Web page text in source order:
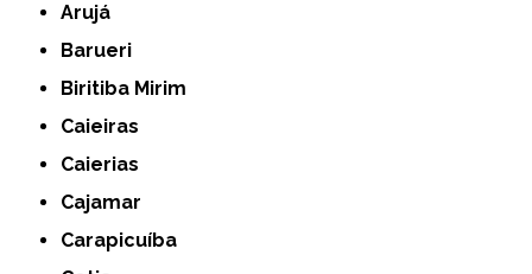
Arujá
Barueri
Biritiba Mirim
Caieiras
Caierias
Cajamar
Carapicuíba